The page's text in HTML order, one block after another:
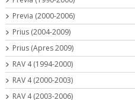
Previa (2000-2006)
Prius (2004-2009)
Prius (Apres 2009)
RAV 4 (1994-2000)
RAV 4 (2000-2003)
RAV 4 (2003-2006)